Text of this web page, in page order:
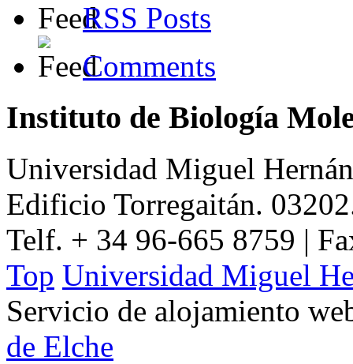
RSS Posts
Comments
Instituto de Biología
Universidad Miguel
Edificio Torregaitán.
Telf. + 34 96-665 8759 |
Top Universidad Miguel
Servicio de alojamiento
de Elche